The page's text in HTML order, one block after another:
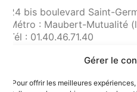
Gérer le
Pour offrir les meilleures
24 bis boulevard Saint-
Métro : Maubert-Mutualité
Tél : 01.40.46.71.40
Liens utiles